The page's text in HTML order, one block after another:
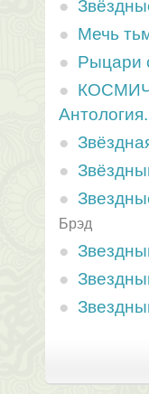
Мечь
Рыцари
Антология.
Брэд